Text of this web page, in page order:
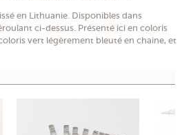
en Lithuanie. Disponibles dans
ci-dessus. Présenté ici en coloris
vert légèrement bleuté en chaine, et